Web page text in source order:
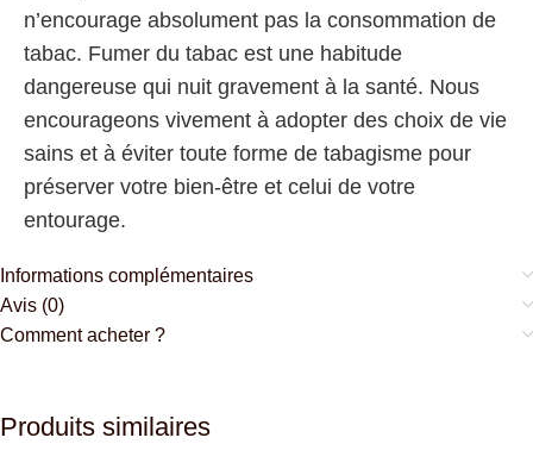
n’encourage absolument pas la consommation de
tabac. Fumer du tabac est une habitude
dangereuse qui nuit gravement à la santé. Nous
encourageons vivement à adopter des choix de vie
sains et à éviter toute forme de tabagisme pour
préserver votre bien-être et celui de votre
entourage.
Informations complémentaires
Avis (0)
Comment acheter ?
Produits similaires